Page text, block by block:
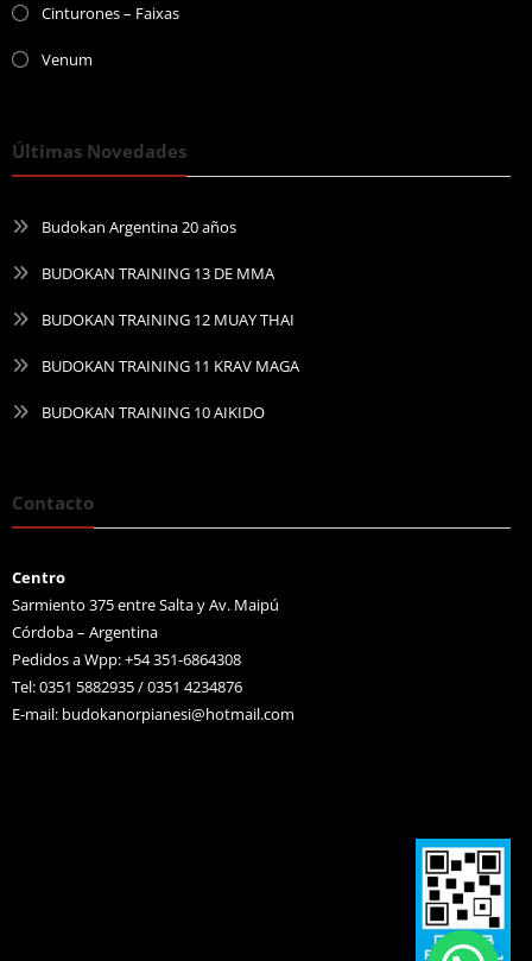
Cinturones – Faixas
Venum
Últimas Novedades
Budokan Argentina 20 años
BUDOKAN TRAINING 13 DE MMA
BUDOKAN TRAINING 12 MUAY THAI
BUDOKAN TRAINING 11 KRAV MAGA
BUDOKAN TRAINING 10 AIKIDO
Contacto
Centro
Sarmiento 375 entre Salta y Av. Maipú
Córdoba – Argentina
Pedidos a Wpp: +54 351-6864308
Tel: 0351 5882935 / 0351 4234876
E-mail: budokanorpianesi@hotmail.com